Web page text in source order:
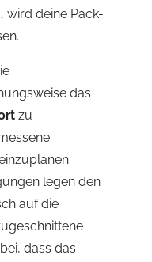
wird deine Pack-
das
zu
legen den
auf die
dass das